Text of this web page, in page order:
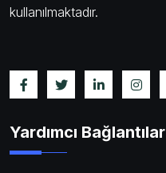
kullanılmaktadır.
Yardımcı Bağlantılar